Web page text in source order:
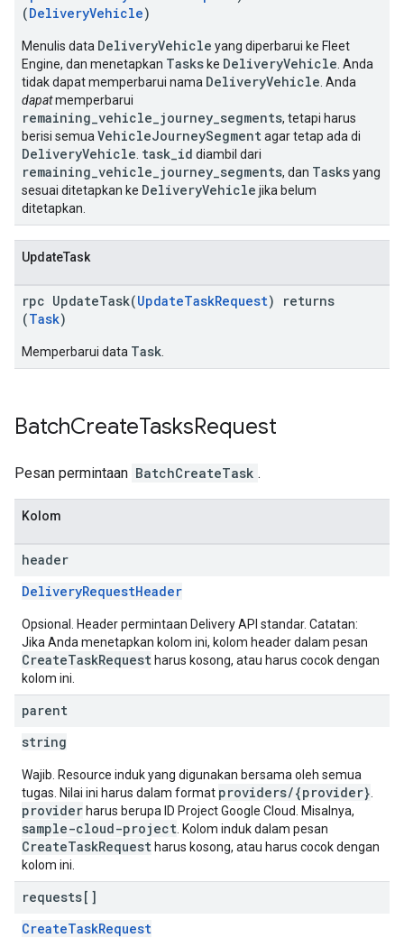
(DeliveryVehicle)
Menulis data DeliveryVehicle yang diperbarui ke Fleet
Engine, dan menetapkan Tasks ke DeliveryVehicle . Anda
tidak dapat memperbarui nama DeliveryVehicle . Anda
dapatmemperbarui
remaining_vehicle_journey_segments, tetapi harus
berisi semua VehicleJourneySegmentagar tetap ada di
DeliveryVehicle task_id diambil dari
remaining_vehicle_journey_segments, dan Tasksyang
sesuai ditetapkan ke DeliveryVehicle jika belum
ditetapkan.
UpdateTask
rpc UpdateTask(UpdateTaskRequest) returns
(Task)
Memperbarui data Task
BatchCreateTasksRequest
Pesan permintaan BatchCreateTask .
Kolom
header
DeliveryRequestHeader
Opsional. Header permintaan Delivery API standar. Catatan:
Jika Anda menetapkan kolom ini, kolom header dalam pesan
CreateTaskRequest harus kosong, atau harus cocok dengan
kolom ini.
parent
string
Wajib. Resource induk yang digunakan bersama oleh semua
tugas. Nilai ini harus dalam format providers/{provider}
provider harus berupa ID Project Google Cloud. Misalnya,
sample-cloud-project . Kolom induk dalam pesan
CreateTaskRequest harus kosong, atau harus cocok dengan
kolom ini.
requests[]
CreateTaskRequest